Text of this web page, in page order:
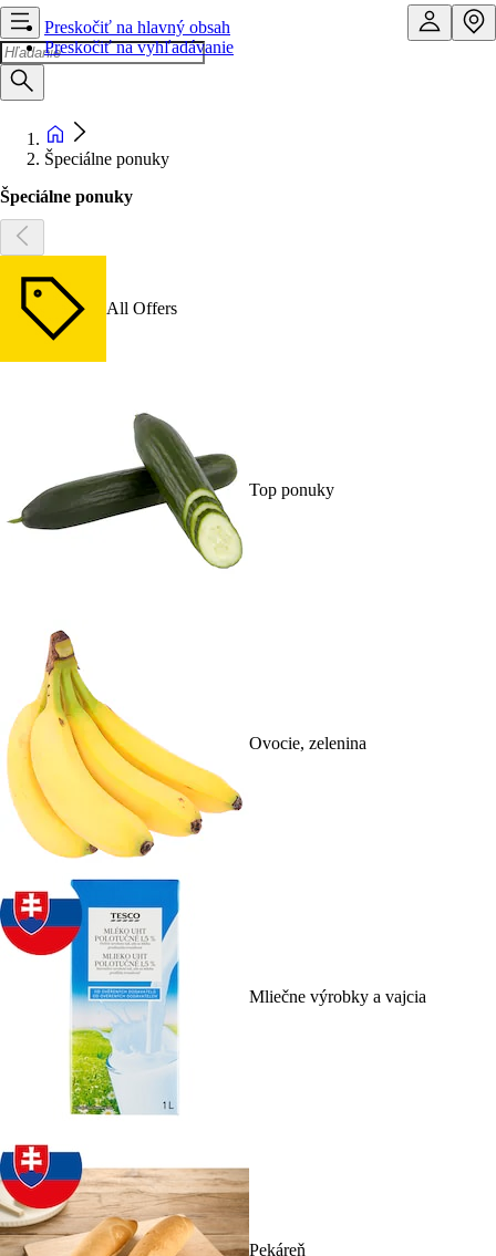
Preskočiť na hlavný obsah
Preskočiť na vyhľadávanie
Špeciálne ponuky
Špeciálne ponuky
All Offers
Top ponuky
Ovocie, zelenina
Mliečne výrobky a vajcia
Pekáreň